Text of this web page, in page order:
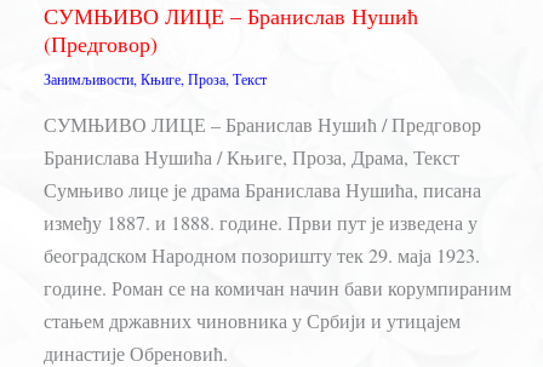
Нушић
(Аудио
књига
и
текст)
СУМЊИВО ЛИЦЕ – Бранислав Нушић
(Предговор)
Занимљивости,Књиге,Проза,Текст
СУМЊИВО ЛИЦЕ – Бранислав Нушић / Предговор
Бранислава Нушића / Књиге, Проза, Драма, Текст
Сумњиво лице је драма Бранислава Нушића, писана
између 1887. и 1888. године. Први пут је изведена у
београдском Народном позоришту тек 29. маја 1923.
године. Роман се на комичан начин бави корумпираним
стањем државних чиновника у Србији и утицајем
династије Обреновић.